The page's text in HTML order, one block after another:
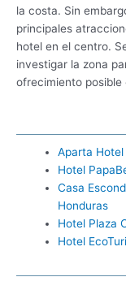
la costa. Sin
principales
hotel en el centro.
investigar la zona
ofrecimiento posible
Aparta Hotel
Hotel
Casa
Honduras
Hotel Plaza
Hotel